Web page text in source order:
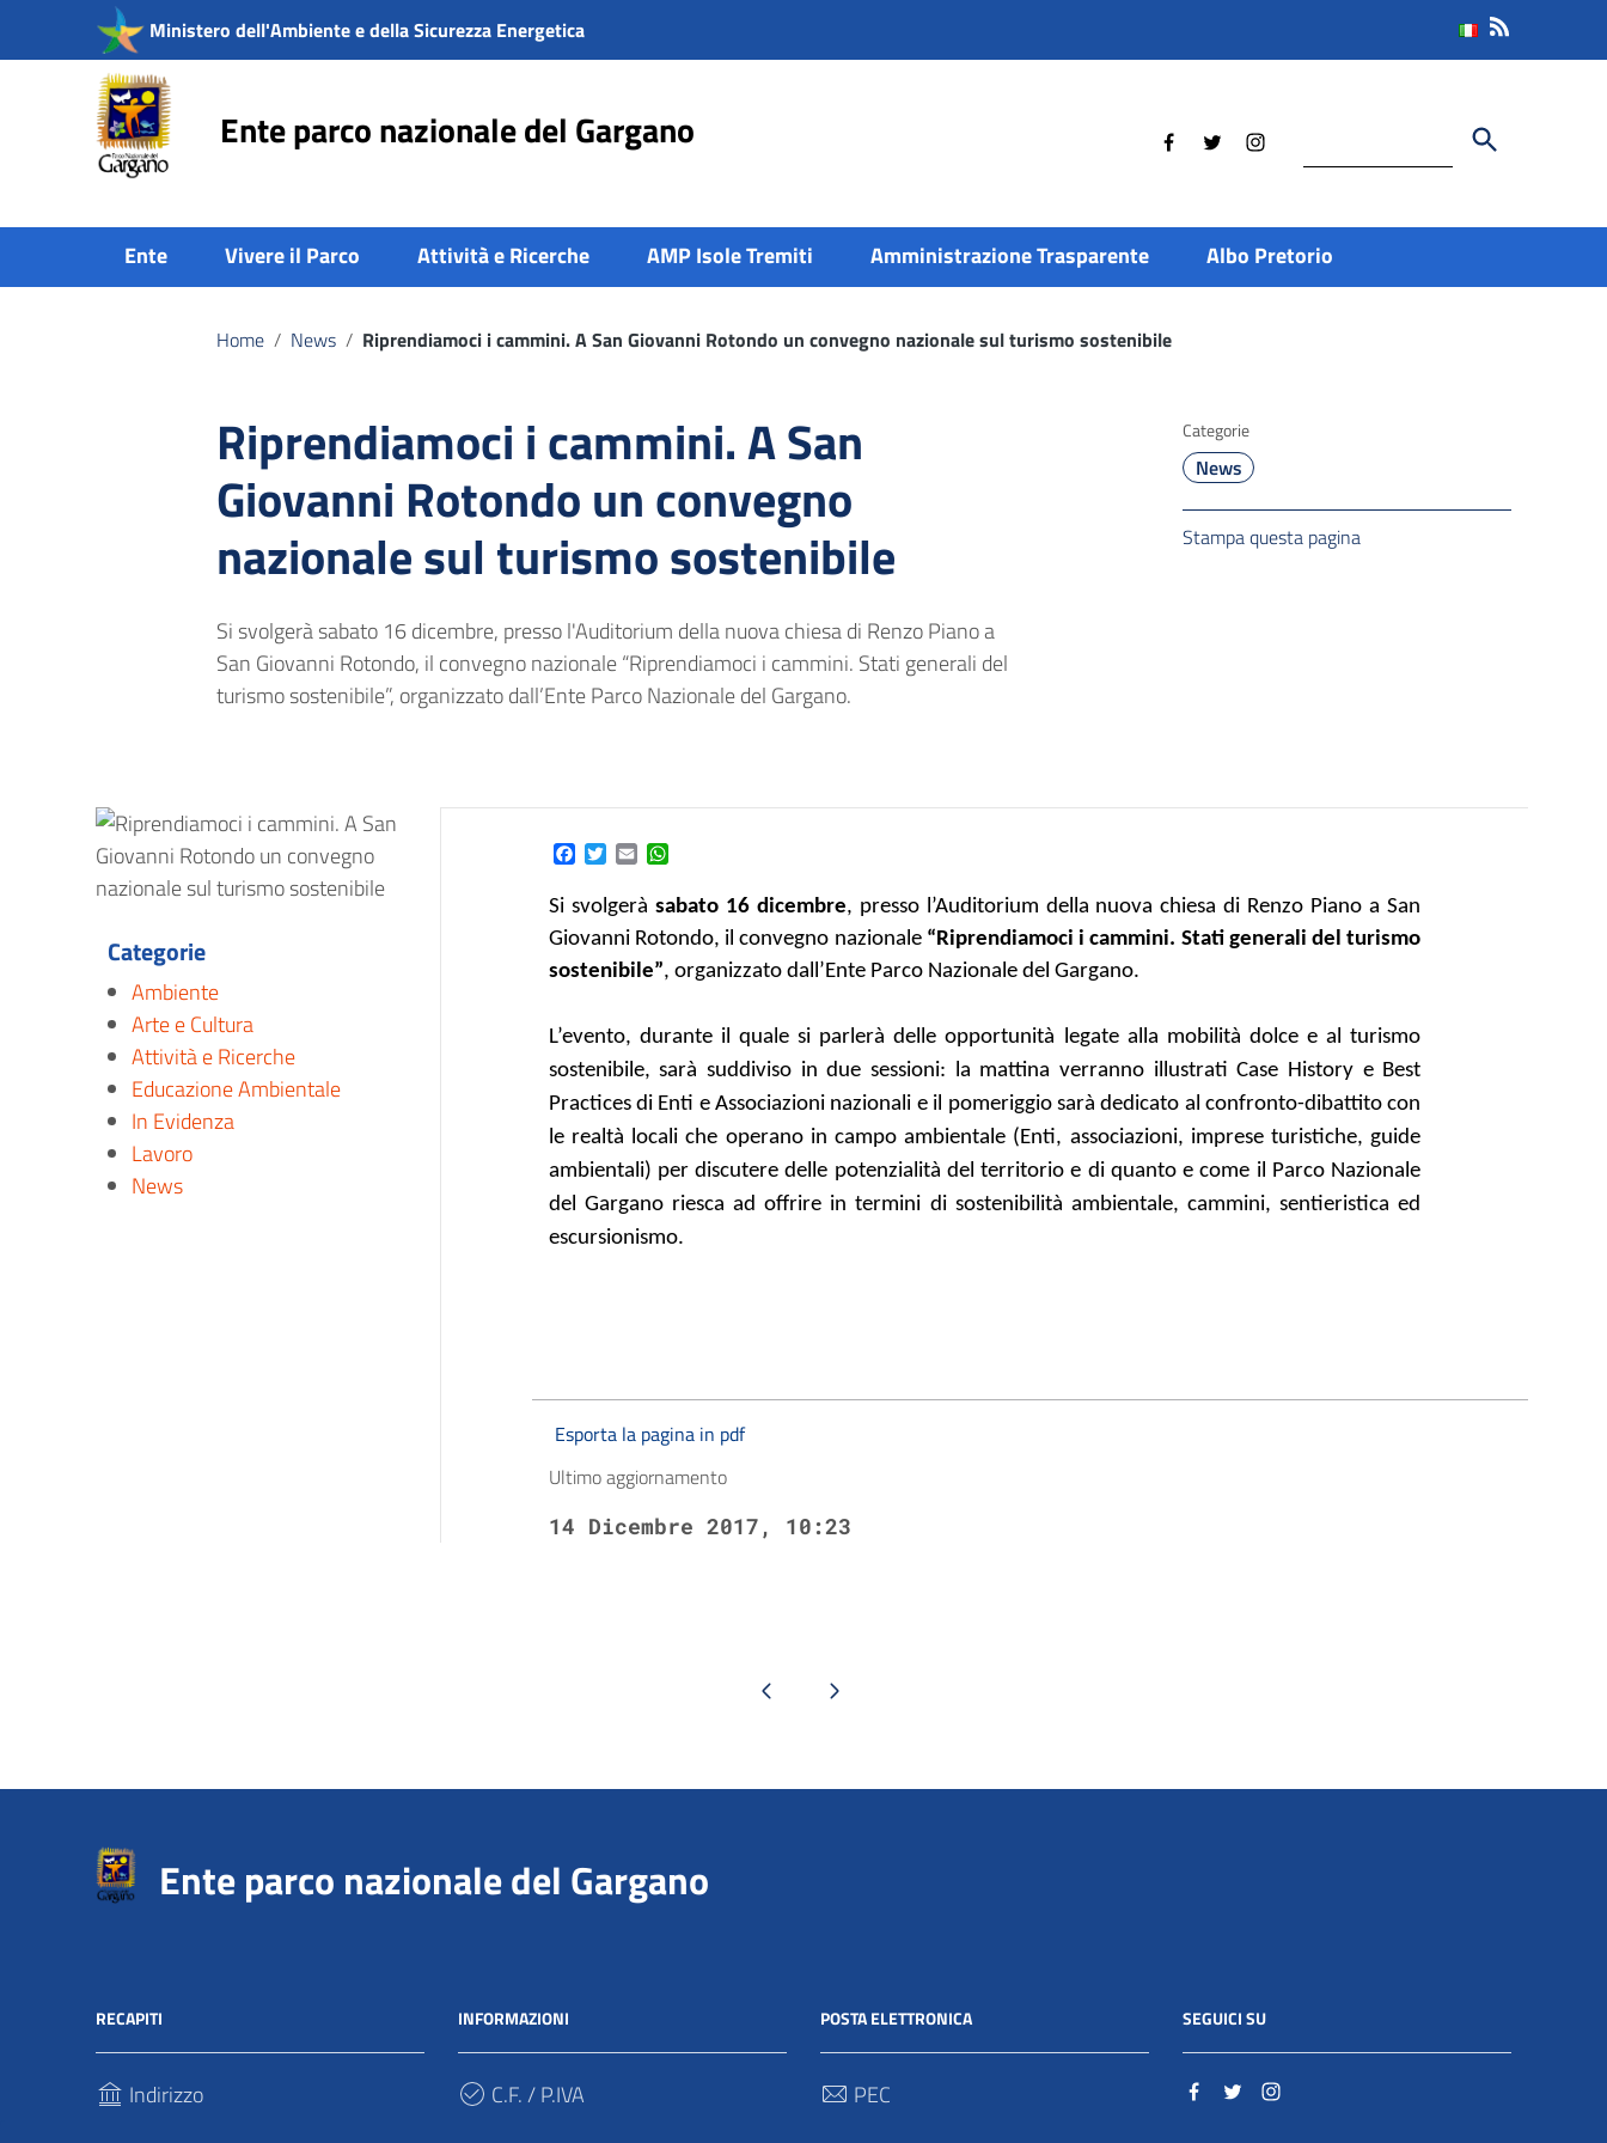
Vai ai contenuti
Vai al menu di navigazione
Vai al footer
Ministero dell'Ambiente e della Sicurezza Energetica
Ente parco nazionale del Gargano Cerca
Ente Vivere il Parco Attività e Ricerche AMP Isole Tremiti Amministrazione Trasparente Albo Pretorio
Home / News / Riprendiamoci i cammini. A San Giovanni Rotondo un convegno nazionale sul turismo sostenibile
Riprendiamoci i cammini. A San
Giovanni Rotondo un convegno
nazionale sul turismo sostenibile
Si svolgerà sabato 16 dicembre, presso l'Auditorium della nuova chiesa di Renzo Piano a
San Giovanni Rotondo, il convegno nazionale “Riprendiamoci i cammini. Stati generali del
turismo sostenibile”, organizzato dall’Ente Parco Nazionale del Gargano.
Categorie
News
Stampa questa pagina
Categorie
Ambiente
Arte e Cultura
Attività e Ricerche
Educazione Ambientale
In Evidenza
Lavoro
News
Facebook
Twitter
EmailWhatsApp
Si svolgerà sabato 16 dicembre, presso l’Auditorium della nuova chiesa di Renzo Piano a San
Giovanni Rotondo, il convegno nazionale “Riprendiamoci i cammini. Stati generali del turismo
sostenibile”, organizzato dall’Ente Parco Nazionale del Gargano.
L’evento, durante il quale si parlerà delle opportunità legate alla mobilità dolce e al turismo
sostenibile, sarà suddiviso in due sessioni: la mattina verranno illustrati Case History e Best
Practices di Enti e Associazioni nazionali e il pomeriggio sarà dedicato al confronto-dibattito con
le realtà locali che operano in campo ambientale (Enti, associazioni, imprese turistiche, guide
ambientali) per discutere delle potenzialità del territorio e di quanto e come il Parco Nazionale
del Gargano riesca ad offrire in termini di sostenibilità ambientale, cammini, sentieristica ed
escursionismo.
Esporta la pagina in pdf
Ultimo aggiornamento
14 Dicembre 2017, 10:23
Pagina precedentePagina successiva
Ente parco nazionale del Gargano
RECAPITI
Indirizzo
INFORMAZIONI
C.F. / P.IVA
POSTA ELETTRONICA
PEC
SEGUICI SU